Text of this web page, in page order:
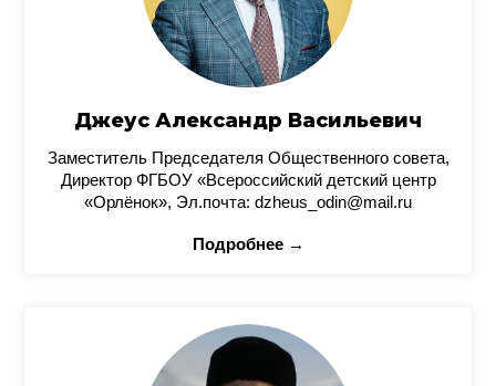
Джеус Александр Васильевич
Заместитель Председателя Общественного совета,
Директор ФГБОУ «Всероссийский детский центр
«Орлёнок», Эл.почта: dzheus_odin@mail.ru
Подробнее →